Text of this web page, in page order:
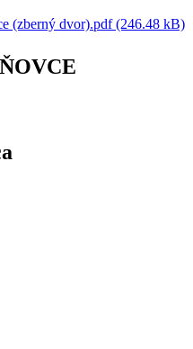
(zberný dvor).pdf (246.48 kB)